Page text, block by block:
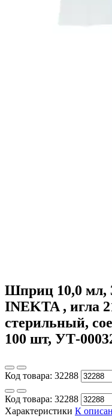
Шприц 10,0 мл,
INEKTA , игла
стерильный,
100 шт, УТ-
Код товара: 32288
Код товара: 32288
Характеристики К